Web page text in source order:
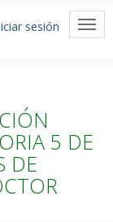
sesión
5 DE
DE